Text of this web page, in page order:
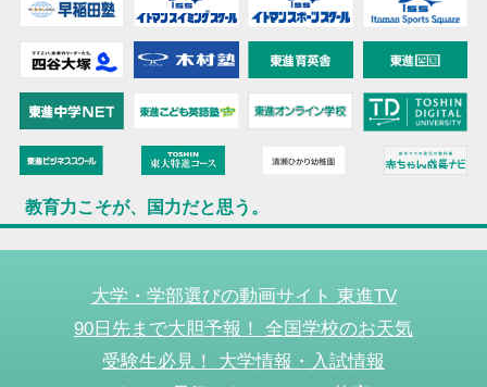
教育力こそが、国力だと思う。
大学・学部選びの動画サイト 東進TV
90日先まで大胆予報！ 全国学校のお天気
受験生必見！ 大学情報・入試情報